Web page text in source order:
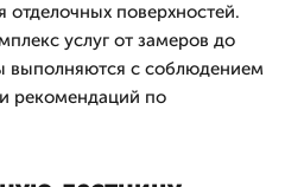
поверхностей.
услуг от замеров до
выполняются с соблюдением
рекомендаций по